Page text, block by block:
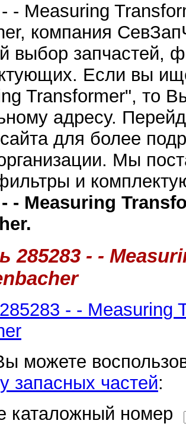
- Measuring
компания
выбор запчастей,
Если вы
Transformer", то
адресу.
сайта для более
Мы
и
- - Measuring
285283 - -
- - Measuring
можете
запасных частей:
каталожный номер